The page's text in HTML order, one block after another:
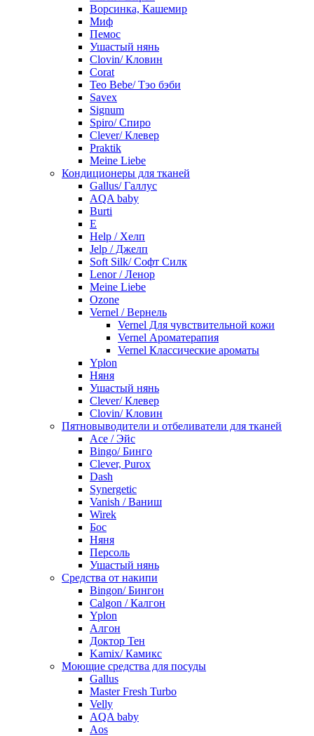
Ворсинка, Кашемир
Миф
Пемос
Ушастый нянь
Clovin/ Кловин
Corat
Teo Bebe/ Тэо бэби
Savex
Signum
Spiro/ Спиро
Clever/ Клевер
Praktik
Meine Liebe
Кондиционеры для тканей
Gallus/ Галлус
AQA baby
Burti
E
Help / Хелп
Jelp / Джелп
Soft Silk/ Софт Силк
Lenor / Ленор
Meine Liebe
Ozone
Vernel / Вернель
Vernel Для чувствительной кожи
Vernel Ароматерапия
Vernel Классические ароматы
Yplon
Няня
Ушастый нянь
Clever/ Клевер
Clovin/ Кловин
Пятновыводители и отбеливатели для тканей
Ace / Эйс
Bingo/ Бинго
Clever, Purox
Dash
Synergetic
Vanish / Ваниш
Wirek
Бос
Няня
Персоль
Ушастый нянь
Средства от накипи
Bingon/ Бингон
Calgon / Калгон
Yplon
Алгон
Доктор Тен
Kamix/ Камикс
Моющие средства для посуды
Gallus
Master Fresh Turbo
Velly
AQA baby
Aos